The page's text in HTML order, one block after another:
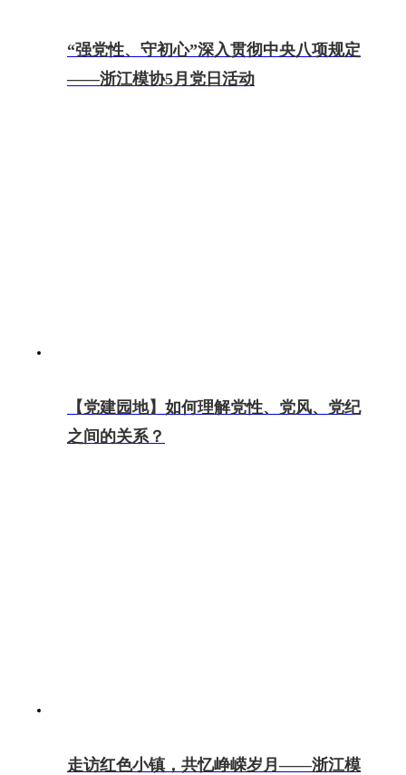
“强党性、守初心”深入贯彻中央八项规定
——浙江模协5月党日活动
【党建园地】如何理解党性、党风、党纪
之间的关系？
走访红色小镇，共忆峥嵘岁月——浙江模